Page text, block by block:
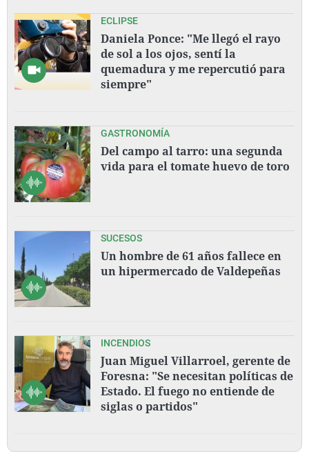
ECLIPSE
Daniela Ponce: "Me llegó el rayo
de sol a los ojos, sentí la
quemadura y me repercutió para
siempre"
GASTRONOMÍA
Del campo al tarro: una segunda
vida para el tomate huevo de toro
SUCESOS
Un hombre de 61 años fallece en
un hipermercado de Valdepeñas
INCENDIOS
Juan Miguel Villarroel, gerente de
Foresna: "Se necesitan políticas de
Estado. El fuego no entiende de
siglas o partidos"